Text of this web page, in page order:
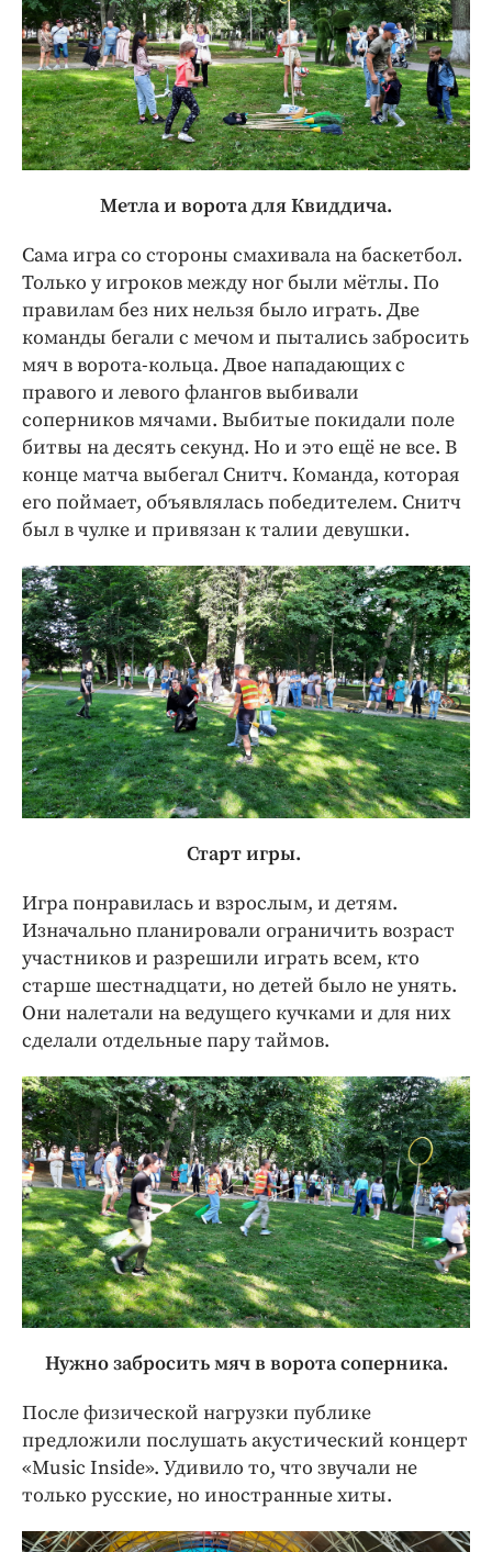
Метла и ворота для Квиддича.
Сама игра со стороны смахивала на баскетбол.
Только у игроков между ног были мётлы. По
правилам без них нельзя было играть. Две
команды бегали с мечом и пытались забросить
мяч в ворота-кольца. Двое нападающих с
правого и левого флангов выбивали
соперников мячами. Выбитые покидали поле
битвы на десять секунд. Но и это ещё не все. В
конце матча выбегал Снитч. Команда, которая
его поймает, объявлялась победителем. Снитч
был в чулке и привязан к талии девушки.
Старт игры.
Игра понравилась и взрослым, и детям.
Изначально планировали ограничить возраст
участников и разрешили играть всем, кто
старше шестнадцати, но детей было не унять.
Они налетали на ведущего кучками и для них
сделали отдельные пару таймов.
Нужно забросить мяч в ворота соперника.
После физической нагрузки публике
предложили послушать акустический концерт
«Music Inside». Удивило то, что звучали не
только русские, но иностранные хиты.